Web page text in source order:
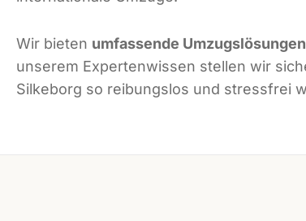
Wir bieten umfassende Umzugslösungen
unserem Expertenwissen stellen wir
Silkeborg so reibungslos und stressfrei